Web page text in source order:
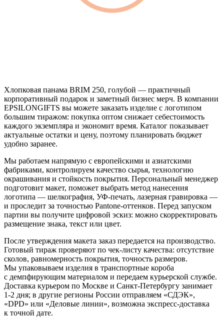
Хлопковая панама BRIM 250, голубой — практичный
корпоративный подарок и заметный бизнес мерч. В компании
EPSILONGIFTS вы можете заказать изделие с логотипом
большим тиражом: покупка оптом снижает себестоимость
каждого экземпляра и экономит время. Каталог показывает
актуальные остатки и цену, поэтому планировать бюджет
удобно заранее.
Мы работаем напрямую с европейскими и азиатскими
фабриками, контролируем качество сырья, технологию
окрашивания и стойкость покрытия. Персональный менеджер
подготовит макет, поможет выбрать метод нанесения
логотипа — шелкография, УФ-печать, лазерная гравировка —
и проследит за точностью Pantone-оттенков. Перед запуском
партии вы получите цифровой эскиз: можно скорректировать
размещение знака, текст или цвет.
После утверждения макета заказ передается на производство.
Готовый тираж проверяют по чек-листу качества: отсутствие
сколов, равномерность покрытия, точность размеров.
Мы упаковываем изделия в транспортные короба
с демпфирующим материалом и передаем курьерской службе.
Доставка курьером по Москве и Санкт-Петербургу занимает
1-2 дня; в другие регионы России отправляем «СДЭК»,
«DPD» или «Деловые линии», возможна экспресс-доставка
к точной дате.